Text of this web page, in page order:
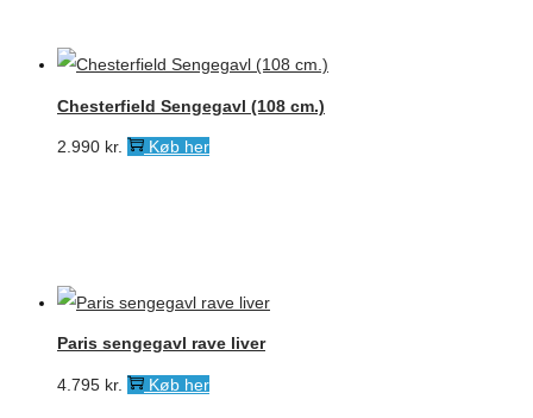
Chesterfield Sengegavl (108 cm.)
2.990 kr. Køb her
Paris sengegavl rave liver
4.795 kr. Køb her